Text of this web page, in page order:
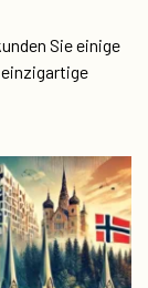
Sie einige